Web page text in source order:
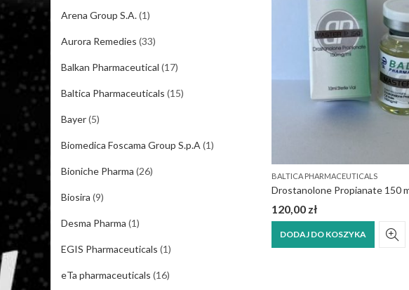
BALTICA PHARMACEUTICALS
120,00 zł
DODAJ DO KOSZYKA
Arena Group S.A.(1)
Aurora Remedies (33)
Balkan Pharmaceutical (17)
Baltica Pharmaceuticals (15)
Bayer(5)
Biomedica Foscama Group S.p.A (1)
Bioniche Pharma (26)
Biosira (9)
Desma Pharma (1)
EGIS Pharmaceuticals (1)
eTa pharmaceuticals (16)